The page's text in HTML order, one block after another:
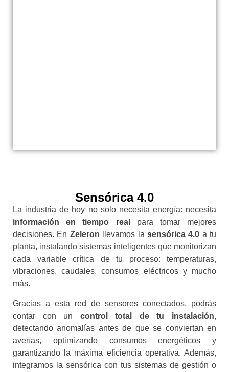
Sensórica 4.0
La industria de hoy no solo necesita energía: necesita
información en tiempo real
para tomar mejores
decisiones. En Zeleron llevamos la sensórica 4.0 a tu
planta, instalando sistemas inteligentes que monitorizan
cada variable crítica de tu proceso: temperaturas,
vibraciones, caudales, consumos eléctricos y mucho
más.
Gracias a esta red de sensores conectados, podrás
contar con un control total de tu instalación,
detectando anomalías antes de que se conviertan en
averías, optimizando consumos energéticos y
garantizando la máxima eficiencia operativa. Además,
integramos la sensórica con tus sistemas de gestión o